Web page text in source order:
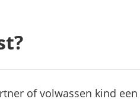
of volwassen kind